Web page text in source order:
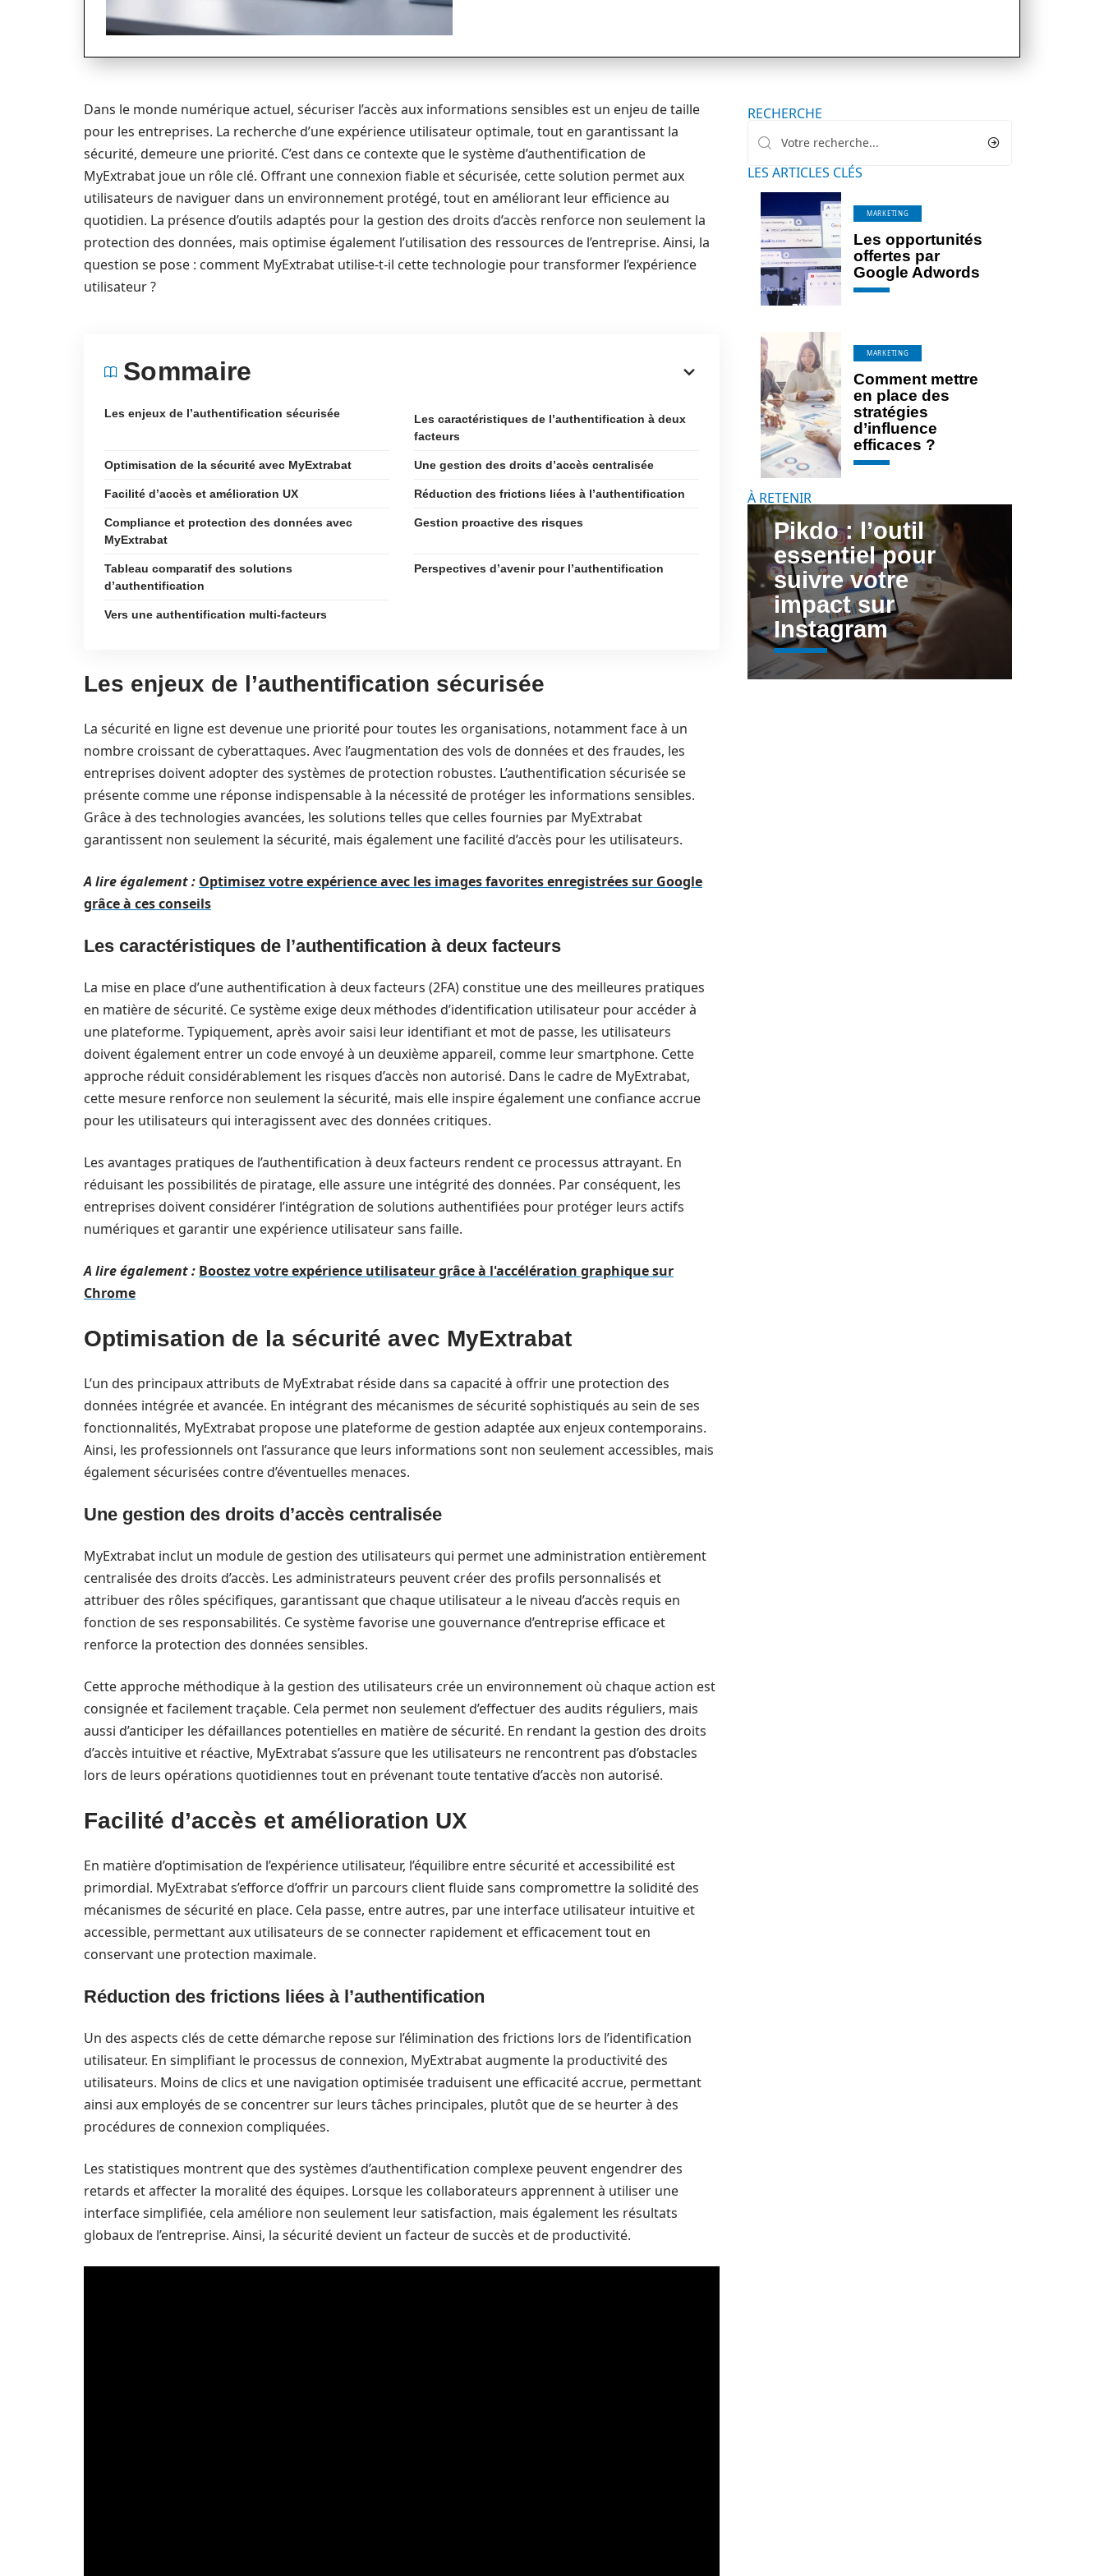
Dans le monde numérique actuel, sécuriser l’accès aux informations sensibles est un enjeu de taille
pour les entreprises. La recherche d’une expérience utilisateur optimale, tout en garantissant la
sécurité, demeure une priorité. C’est dans ce contexte que le système d’authentification de
MyExtrabat joue un rôle clé. Offrant une connexion fiable et sécurisée, cette solution permet aux
utilisateurs de naviguer dans un environnement protégé, tout en améliorant leur efficience au
quotidien. La présence d’outils adaptés pour la gestion des droits d’accès renforce non seulement la
protection des données, mais optimise également l’utilisation des ressources de l’entreprise. Ainsi, la
question se pose : comment MyExtrabat utilise-t-il cette technologie pour transformer l’expérience
utilisateur ?
Sommaire
Les enjeux de l’authentification sécurisée
Les caractéristiques de l’authentification à deux
facteurs
Optimisation de la sécurité avec MyExtrabat Une gestion des droits d’accès centralisée
Facilité d’accès et amélioration UX Réduction des frictions liées à l’authentification
Compliance et protection des données avec
MyExtrabat
Gestion proactive des risques
Tableau comparatif des solutions
d’authentification
Perspectives d’avenir pour l’authentification
Vers une authentification multi-facteurs
Les enjeux de l’authentification sécurisée
La sécurité en ligne est devenue une priorité pour toutes les organisations, notamment face à un
nombre croissant de cyberattaques. Avec l’augmentation des vols de données et des fraudes, les
entreprises doivent adopter des systèmes de protection robustes. L’authentification sécurisée se
présente comme une réponse indispensable à la nécessité de protéger les informations sensibles.
Grâce à des technologies avancées, les solutions telles que celles fournies par MyExtrabat
garantissent non seulement la sécurité, mais également une facilité d’accès pour les utilisateurs.
A lire également : Optimisez votre expérience avec les images favorites enregistrées sur Google
grâce à ces conseils
Les caractéristiques de l’authentification à deux facteurs
La mise en place d’une authentification à deux facteurs (2FA) constitue une des meilleures pratiques
en matière de sécurité. Ce système exige deux méthodes d’identification utilisateur pour accéder à
une plateforme. Typiquement, après avoir saisi leur identifiant et mot de passe, les utilisateurs
doivent également entrer un code envoyé à un deuxième appareil, comme leur smartphone. Cette
approche réduit considérablement les risques d’accès non autorisé. Dans le cadre de MyExtrabat,
cette mesure renforce non seulement la sécurité, mais elle inspire également une confiance accrue
pour les utilisateurs qui interagissent avec des données critiques.
Les avantages pratiques de l’authentification à deux facteurs rendent ce processus attrayant. En
réduisant les possibilités de piratage, elle assure une intégrité des données. Par conséquent, les
entreprises doivent considérer l’intégration de solutions authentifiées pour protéger leurs actifs
numériques et garantir une expérience utilisateur sans faille.
A lire également : Boostez votre expérience utilisateur grâce à l'accélération graphique sur
Chrome
Optimisation de la sécurité avec MyExtrabat
L’un des principaux attributs de MyExtrabat réside dans sa capacité à offrir une protection des
données intégrée et avancée. En intégrant des mécanismes de sécurité sophistiqués au sein de ses
fonctionnalités, MyExtrabat propose une plateforme de gestion adaptée aux enjeux contemporains.
Ainsi, les professionnels ont l’assurance que leurs informations sont non seulement accessibles, mais
également sécurisées contre d’éventuelles menaces.
Une gestion des droits d’accès centralisée
MyExtrabat inclut un module de gestion des utilisateurs qui permet une administration entièrement
centralisée des droits d’accès. Les administrateurs peuvent créer des profils personnalisés et
attribuer des rôles spécifiques, garantissant que chaque utilisateur a le niveau d’accès requis en
fonction de ses responsabilités. Ce système favorise une gouvernance d’entreprise efficace et
renforce la protection des données sensibles.
Cette approche méthodique à la gestion des utilisateurs crée un environnement où chaque action est
consignée et facilement traçable. Cela permet non seulement d’effectuer des audits réguliers, mais
aussi d’anticiper les défaillances potentielles en matière de sécurité. En rendant la gestion des droits
d’accès intuitive et réactive, MyExtrabat s’assure que les utilisateurs ne rencontrent pas d’obstacles
lors de leurs opérations quotidiennes tout en prévenant toute tentative d’accès non autorisé.
Facilité d’accès et amélioration UX
En matière d’optimisation de l’expérience utilisateur, l’équilibre entre sécurité et accessibilité est
primordial. MyExtrabat s’efforce d’offrir un parcours client fluide sans compromettre la solidité des
mécanismes de sécurité en place. Cela passe, entre autres, par une interface utilisateur intuitive et
accessible, permettant aux utilisateurs de se connecter rapidement et efficacement tout en
conservant une protection maximale.
Réduction des frictions liées à l’authentification
Un des aspects clés de cette démarche repose sur l’élimination des frictions lors de l’identification
utilisateur. En simplifiant le processus de connexion, MyExtrabat augmente la productivité des
utilisateurs. Moins de clics et une navigation optimisée traduisent une efficacité accrue, permettant
ainsi aux employés de se concentrer sur leurs tâches principales, plutôt que de se heurter à des
procédures de connexion compliquées.
Les statistiques montrent que des systèmes d’authentification complexe peuvent engendrer des
retards et affecter la moralité des équipes. Lorsque les collaborateurs apprennent à utiliser une
interface simplifiée, cela améliore non seulement leur satisfaction, mais également les résultats
globaux de l’entreprise. Ainsi, la sécurité devient un facteur de succès et de productivité.
RECHERCHE
LES ARTICLES CLÉS
MARKETING
Les opportunités
offertes par
Google Adwords
MARKETING
Comment mettre
en place des
stratégies
d’influence
efficaces ?
À RETENIR
Pikdo : l’outil
essentiel pour
suivre votre
impact sur
Instagram